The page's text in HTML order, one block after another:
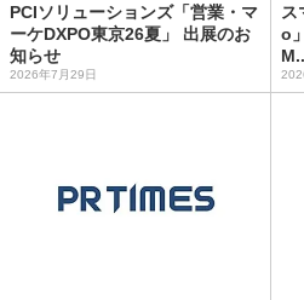
PCIソリューションズ「営業・マ
ーケDXPO東京26夏」 出展のお
知らせ
2026年7月29日
ス
o